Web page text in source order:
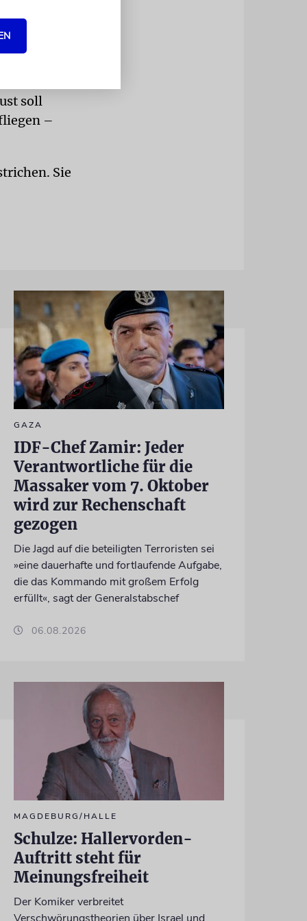
soll
–
Sie
GAZA
IDF-Chef Zamir: Jeder
Verantwortliche für die
Massaker vom 7. Oktober
wird zur Rechenschaft
gezogen
Die Jagd auf die beteiligten Terroristen sei
»eine dauerhafte und fortlaufende Aufgabe,
die das Kommando mit großem Erfolg
erfüllt«, sagt der Generalstabschef
06.08.2026
MAGDEBURG/HALLE
Schulze: Hallervorden-
Auftritt steht für
Meinungsfreiheit
Der Komiker verbreitet